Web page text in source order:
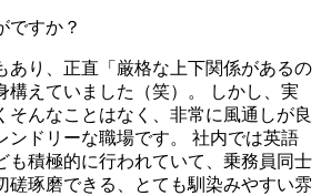
ですか？
あり、正直「厳格な上下関係があるの
構えていました（笑）。 しかし、実
そんなことはなく、非常に風通しが良
ンドリーな職場です。 社内では英語
も積極的に行われていて、乗務員同士
磋琢磨できる、とても馴染みやすい雰